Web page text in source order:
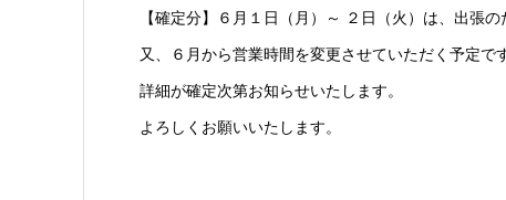
【確定分】６月１日（月）～ ２日（火）は、出張の
又、６月から営業時間を変更させていただく予定です
詳細が確定次第お知らせいたします。
よろしくお願いいたします。